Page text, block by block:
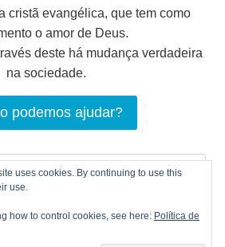
cristã evangélica, que tem como
o amor de Deus.
deste há mudança verdadeira
na sociedade.
podemos ajudar?
Comunhão Cristã |
uses cookies. By continuing to use this
use.
how to control cookies, see here: Política de